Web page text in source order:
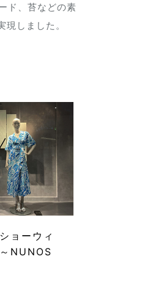
ド、苔などの素
しました。
ョーウィ
NUNOS